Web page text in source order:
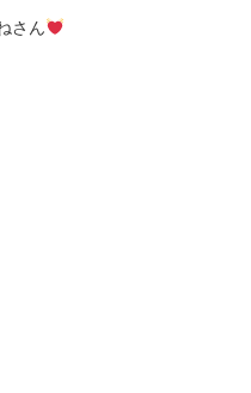
さん